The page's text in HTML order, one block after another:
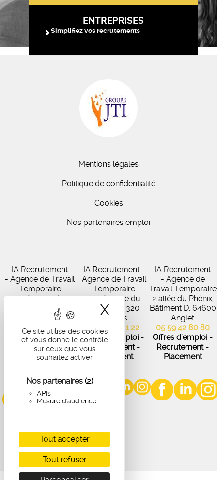
Ce site utilise des cookies
et vous donne le contrôle
sur ceux que vous
souhaitez activer
Nos partenaires (2)
APIs
Mesure d'audience
Tout accepter
Tout refuser
X Masquer le
ENTREPRISES
Simplifiez vos recrutements
Mentions légales
Politique de confidentialité
Cookies
Nos partenaires emploi
IA Recrutement
- Agence de Travail
Temporaire
27 Avenue de
Virecourt, 33370
Artigues-près-
Bordeaux
05 56 67 48 57
Offres d'emploi -
Recrutement -
IA Recrutement -
Agence de Travail
Temporaire
102 Avenue du
Médoc, 33320
Eysines
05 56 45 21 22
Offres d'emploi -
Recrutement -
Placement
IA Recrutement
- Agence de
Travail Temporaire
2 allée du Phénix,
Bâtiment D, 64600
Anglet
05 59 42 80 80
Offres d'emploi -
Recrutement -
Placement